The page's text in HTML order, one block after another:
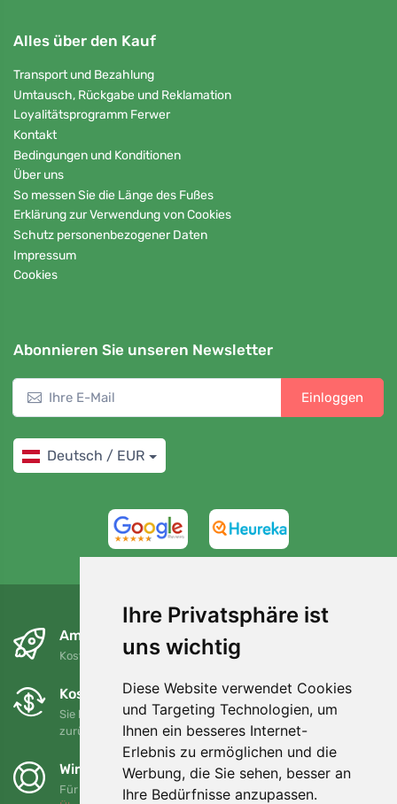
Ihre Privatsphäre ist
uns wichtig
Diese Website verwendet Cookies
und Targeting Technologien, um
Ihnen ein besseres Internet-
Erlebnis zu ermöglichen und die
Werbung, die Sie sehen, besser an
Ihre Bedürfnisse anzupassen.
Alles über den Kauf
Transport und Bezahlung
Umtausch, Rückgabe und Reklamation
Loyalitätsprogramm Ferwer
Kontakt
Bedingungen und Konditionen
Über uns
So messen Sie die Länge des Fußes
Erklärung zur Verwendung von Cookies
Schutz personenbezogener Daten
Impressum
Cookies
Abonnieren Sie unseren Newsletter
Einloggen
Deutsch / EUR
Am nächsten Tag und kostenlos
Kostenloser Versand für Bestellungen über 80 EUR
Kostenloser Umtausch und Rückgabe
Sie können Ihre Bestellung jederzeit innerhalb von 90 Tagen
zurückgeben oder umtauschen.
Wir unterstützen Trees.org
Für jede Bestellung pflanzen wir einen Baum! Mehr lesen